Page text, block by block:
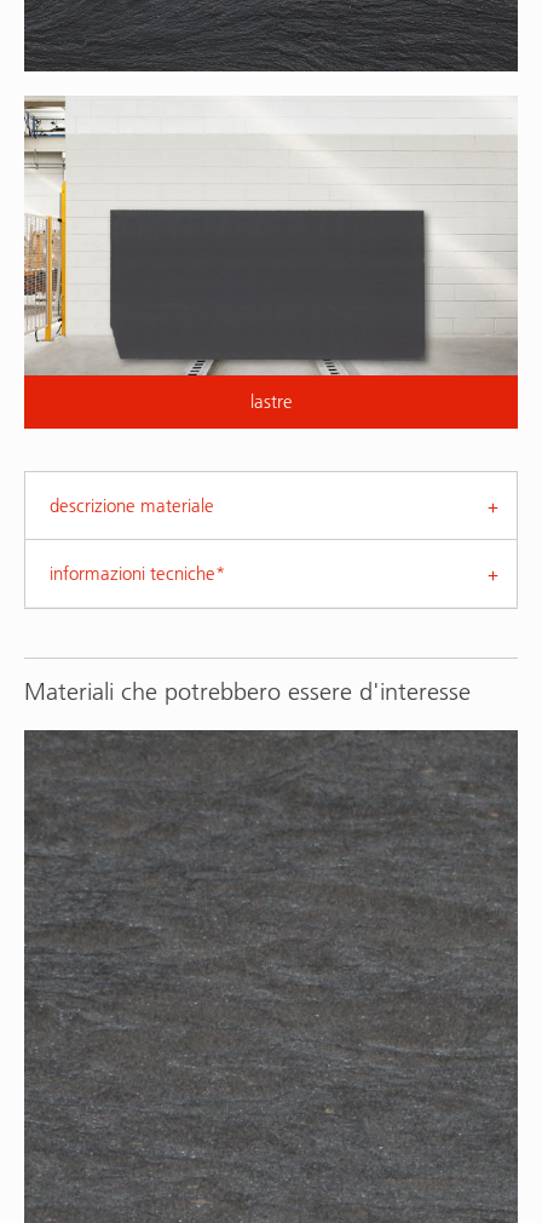
lastre
descrizione materiale
informazioni tecniche*
Materiali che potrebbero essere d'interesse